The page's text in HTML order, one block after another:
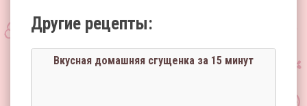
Другие рецепты:
Вкусная домашняя сгущенка за 15 минут